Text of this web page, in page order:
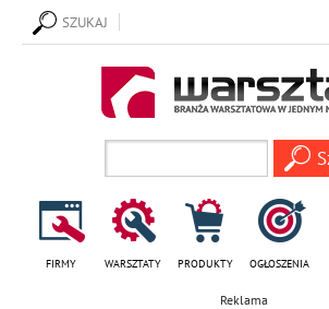
SZUKAJ
FIRMY WARSZTATY PRODUKTY OGŁOSZENIA
Reklama